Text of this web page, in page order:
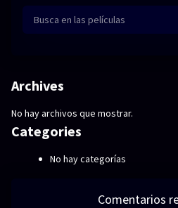
Archives
No hay archivos que mostrar.
Categories
No hay categorías
Comentarios